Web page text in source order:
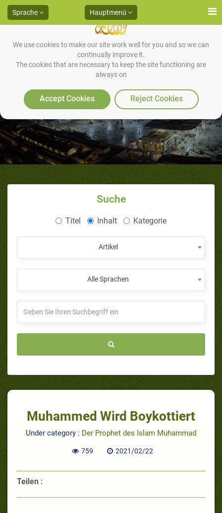
We use cookies to make our site work well for you and so we can
continually improve it.
The cookies that are necessary to keep the site functioning are
always on
Accept Cookies Reject Cookies
Sprache Hauptmenü
Muhammed Wird Boykottiert
Suche
Titel Inhalt Kategorie
Artikel
Alle Sprachen
Muhammed Wird Boykottiert
Under category : Der Prophet des Islam Muhammad
759 2021/02/22
Teilen :